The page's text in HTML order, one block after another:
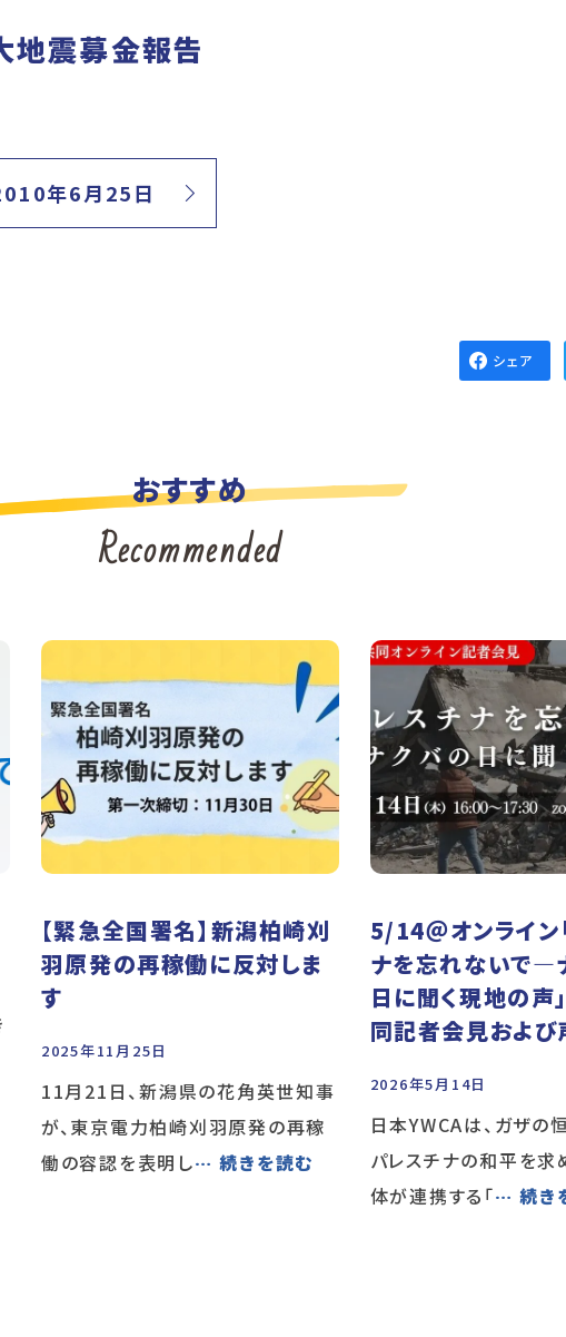
地震募金報告
年6月25日
シェア
おすすめ
Recommended
【緊急全国署名】新潟柏崎刈
羽原発の再稼働に反対しま
す
2025年11月25日
11月21日、新潟県の花角英世知事
が、東京電力柏崎刈羽原発の再稼
働の容認を表明し… 続きを読む
5/14＠オンライン
ナを忘れないで―
日に聞く現地の声
同記者会見および
2026年5月14日
日本YWCAは、ガザの
パレスチナの和平を求
体が連携する「… 続き